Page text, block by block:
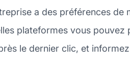
a des préférences
plateformes vous
le dernier clic, et